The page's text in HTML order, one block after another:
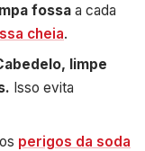
fossa a cada
cheia.
limpe
Isso evita
perigos da soda